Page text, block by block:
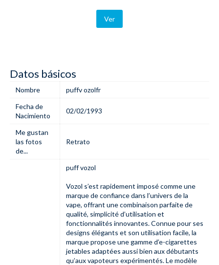
Ver
Datos básicos
Nombre
puffv ozolfr
Fecha de
Nacimiento
02/02/1993
Me gustan
las fotos
de...
Retrato
puff vozol
Vozol s’est rapidement imposé comme une
marque de confiance dans l’univers de la
vape, offrant une combinaison parfaite de
qualité, simplicité d’utilisation et
fonctionnalités innovantes. Connue pour ses
designs élégants et son utilisation facile, la
marque propose une gamme d’e-cigarettes
jetables adaptées aussi bien aux débutants
qu’aux vapoteurs expérimentés. Le modèle